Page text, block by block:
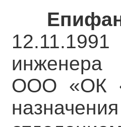
инженера
ООО «ОК